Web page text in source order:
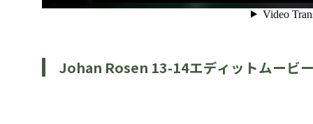
Johan Rosen 13-14エディットムービ